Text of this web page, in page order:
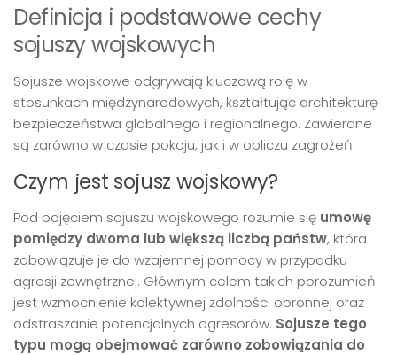
Definicja i podstawowe cechy
sojuszy wojskowych
Sojusze wojskowe odgrywają kluczową rolę w
stosunkach międzynarodowych, kształtując architekturę
bezpieczeństwa globalnego i regionalnego. Zawierane
są zarówno w czasie pokoju, jak i w obliczu zagrożeń.
Czym jest sojusz wojskowy?
Pod pojęciem sojuszu wojskowego rozumie się umowę
pomiędzy dwoma lub większą liczbą państw, która
zobowiązuje je do wzajemnej pomocy w przypadku
agresji zewnętrznej. Głównym celem takich porozumień
jest wzmocnienie kolektywnej zdolności obronnej oraz
odstraszanie potencjalnych agresorów. Sojusze tego
typu mogą obejmować zarówno zobowiązania do